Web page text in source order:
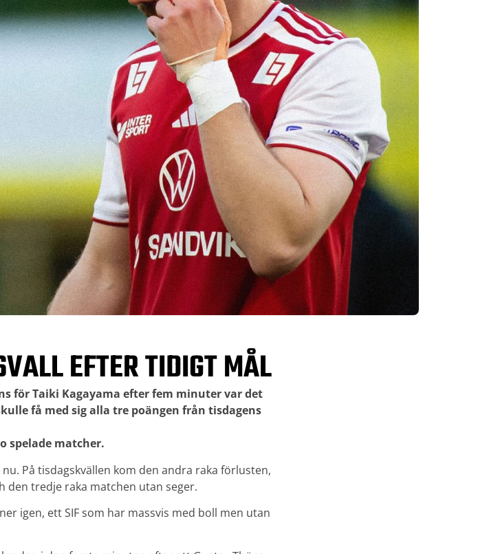
EFTER TIDIGT MÅL
för Taiki Kagayama efter fem minuter var det
få med sig alla tre poängen från tisdagens
spelade matcher.
På tisdagskvällen kom den andra raka förlusten,
den tredje raka matchen utan seger.
igen, ett SIF som har massvis med boll men utan